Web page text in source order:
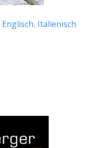
Englisch Italienisch